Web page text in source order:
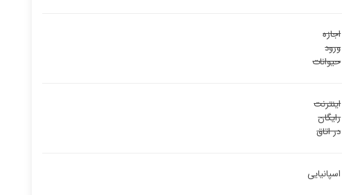
اجازه
ورود
حیوانات
اینترنت
رایگان
در اتاق
اسپانیایی